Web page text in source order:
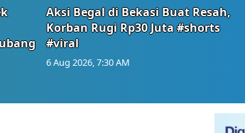
Aksi Begal di Bekasi Buat Resah,
Korban Rugi Rp30 Juta #shorts
#viral
6 Aug 2026, 7:30 AM